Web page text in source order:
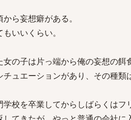
ら妄想癖がある。
いいくらい。
の子は片っ端から俺の妄想の餌
ュエーションがあり、その種類
学校を卒業してからしばらくはフ